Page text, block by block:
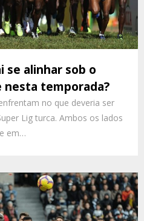
se alinhar sob o
nesta temporada?
no que deveria ser
Lig turca. Ambos os lados
em…